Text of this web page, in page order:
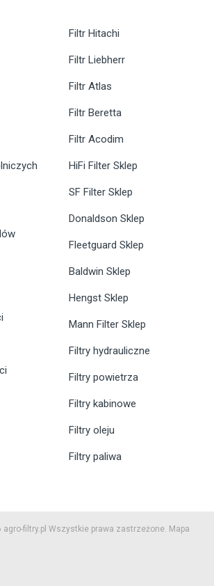
Filtr Hitachi
Filtr Liebherr
Filtr Atlas
Filtr Beretta
Filtr Acodim
HiFi Filter Sklep
SF Filter Sklep
Donaldson Sklep
Fleetguard Sklep
Baldwin Sklep
Hengst Sklep
Mann Filter Sklep
Filtry hydrauliczne
Filtry powietrza
Filtry kabinowe
Filtry oleju
Filtry paliwa
agro-filtry.pl Wszystkie prawa zastrzeżone. Mapa